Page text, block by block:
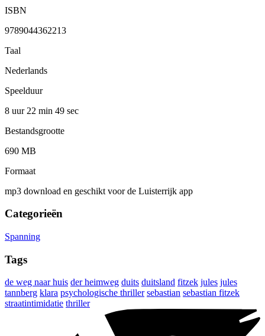
ISBN
9789044362213
Taal
Nederlands
Speelduur
8 uur 22 min 49 sec
Bestandsgrootte
690 MB
Formaat
mp3 download en geschikt voor de Luisterrijk app
Categorieën
Spanning
Tags
de weg naar huis der heimweg duits duitsland fitzek jules jules
tannberg klara psychologische thriller sebastian sebastian fitzek
straatintimidatie thriller